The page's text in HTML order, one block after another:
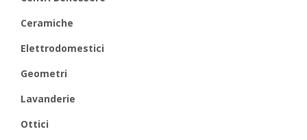
Ceramiche
Elettrodomestici
Geometri
Lavanderie
Ottici